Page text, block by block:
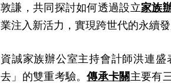
敦謙，共同探討如何透過設立家族
業注入新活力，實現跨世代的永續發
資誠家族辦公室主持會計師洪連
去」的雙重考驗。傳承卡關主要有